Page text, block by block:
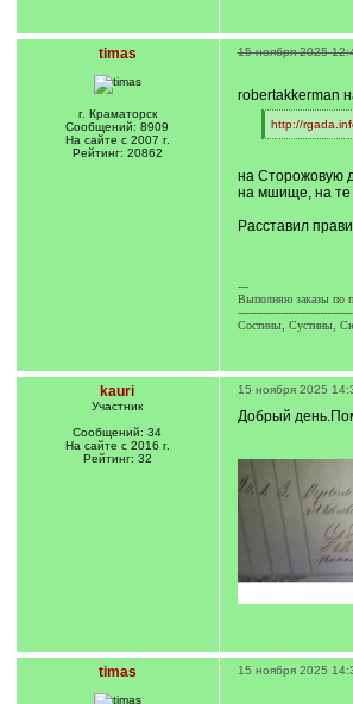
timas
г. Краматорск
Сообщений: 8909
На сайте с 2007 г.
Рейтинг: 20862
15 ноября 2025
robertakkerman
[
q
http://
[
]
на Cторожовую
на мшище, на те
Расставил
---
Выполняю заказы по
Состины, Сустины,
kauri
Участник
Сообщений: 34
На сайте с 2016 г.
Рейтинг: 32
15 ноября 2025
Добрый
timas 15 ноября 2025